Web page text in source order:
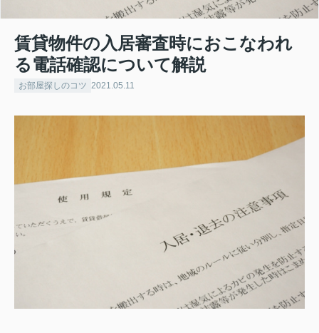
賃貸物件の入居審査時におこなわれ
る電話確認について解説
お部屋探しのコツ 2021.05.11